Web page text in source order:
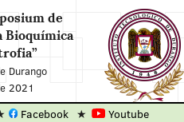
de
Bioquímica
Durango
2021
Facebook Youtube